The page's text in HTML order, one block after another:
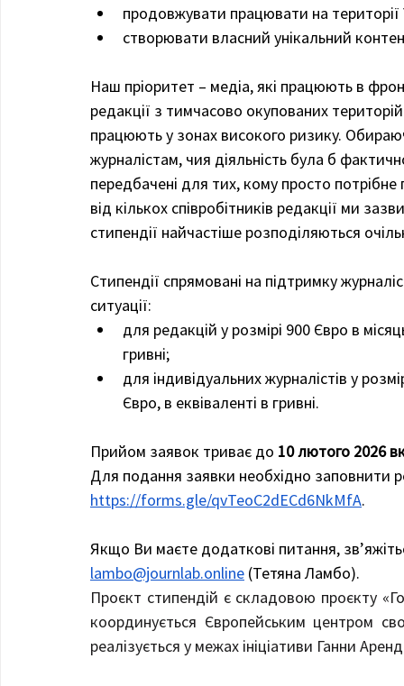
продовжувати працювати на території
створювати власний унікальний
Наш пріоритет – медіа, які працюють в
редакції з тимчасово окупованих
працюють у зонах високого ризику.
журналістам, чия діяльність була б
передбачені для тих, кому просто
від кількох співробітників редакції ми
стипендії найчастіше розподіляються
Стипендії спрямовані на підтримку
ситуації:
для редакцій у розмірі 900 Євро в
гривні;
для індивідуальних журналістів у
Євро, в еквіваленті в гривні.
Прийом заявок триває до 10 лютого 2026
Для подання заявки необхідно заповнити
https://forms.gle/qvTeoC2dECd6NkMfA.
Якщо Ви маєте додаткові питання,
lambo@journlab.online (Тетяна Ламбо).
Проєкт стипендій є складовою проєкту
координується Європейським центром
реалізується у межах ініціативи Ганни